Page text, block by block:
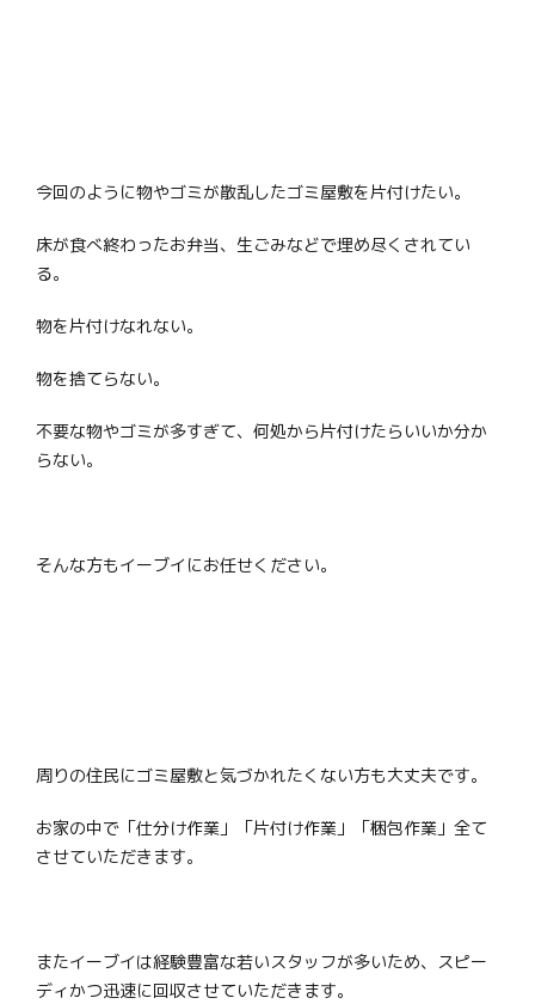
今回のように物やゴミが散乱したゴミ屋敷を片付けたい。
床が食べ終わったお弁当、生ごみなどで埋め尽くされてい
る。
物を片付けなれない。
物を捨てらない。
不要な物やゴミが多すぎて、何処から片付けたらいいか分か
らない。
そんな方もイーブイにお任せください。
周りの住民にゴミ屋敷と気づかれたくない方も大丈夫です。
お家の中で「仕分け作業」「片付け作業」「梱包作業」全て
させていただきます。
またイーブイは経験豊富な若いスタッフが多いため、スピー
ディかつ迅速に回収させていただきます。